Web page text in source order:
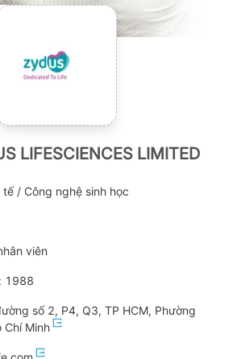
LIFESCIENCES LIMITED
/ Công nghệ sinh học
viên
1988
số 2, P4, Q3, TP HCM, Phường
Chí Minh